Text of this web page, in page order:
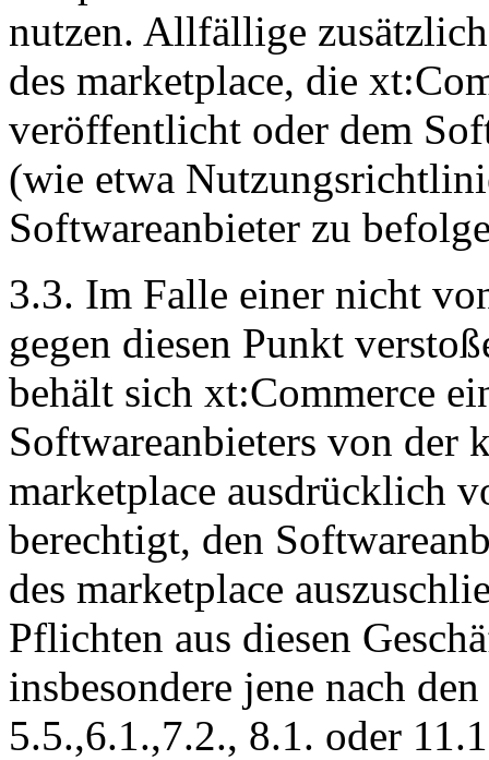
nutzen. Allfällige
des marketplace, die
veröffentlicht oder dem
(wie etwa
Softwareanbieter zu
3.3. Im Falle einer nicht
gegen diesen Punkt
behält sich xt:Commerce
Softwareanbieters von der
marketplace ausdrücklich
berechtigt, den
des marketplace
Pflichten aus diesen
insbesondere jene nach
5.5.,6.1.,7.2., 8.1. oder